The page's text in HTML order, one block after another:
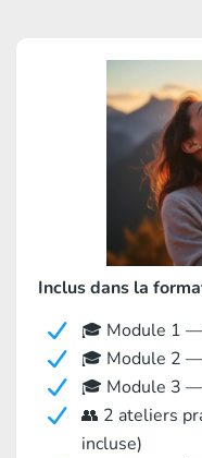
Inclus dans la
🎓 Module 1
🎓 Module 2
🎓 Module 3
👥 2 ateliers
incluse)